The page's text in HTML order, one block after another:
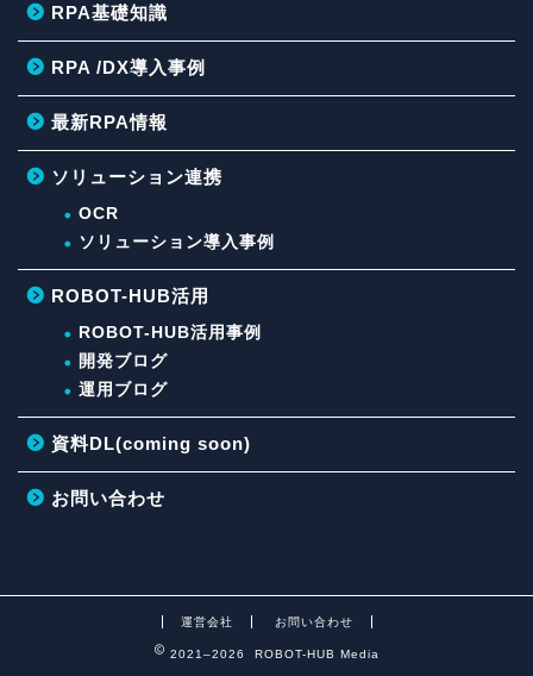
RPA基礎知識
RPA /DX導入事例
最新RPA情報
ソリューション連携
OCR
ソリューション導入事例
ROBOT-HUB活用
ROBOT-HUB活用事例
開発ブログ
運用ブログ
資料DL(coming soon)
お問い合わせ
運営会社 お問い合わせ
2021–2026 ROBOT-HUB Media